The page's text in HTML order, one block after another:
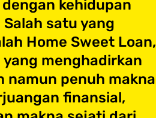
kehidupan
satu yang
Home Sweet Loan,
menghadirkan
namun penuh makna
finansial,